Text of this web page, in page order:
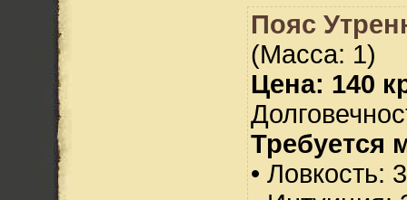
Пояс
(Масса: 1)
Цена: 140
Требуется
• Ловкость: